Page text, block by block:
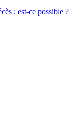
: est-ce possible ?